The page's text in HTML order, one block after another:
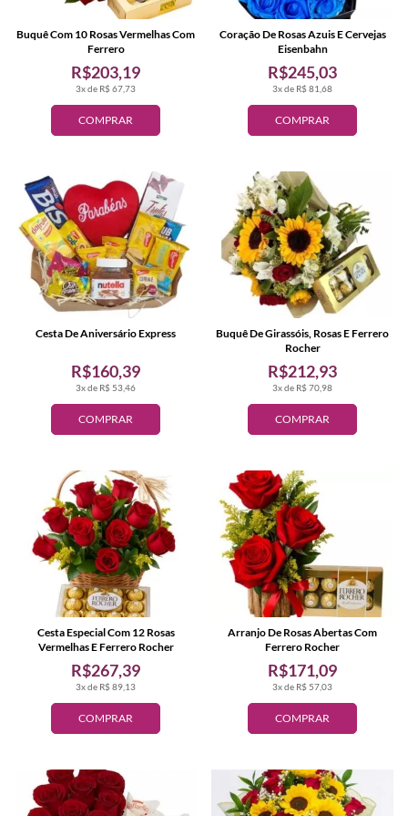
COMPRAR
3x de R$ 67,73
R$203,19
Buquê Com 10 Rosas Vermelhas Com
Ferrero
COMPRAR
3x de R$ 81,68
R$245,03
Coração De Rosas Azuis E Cervejas
Eisenbahn
COMPRAR
3x de R$ 53,46
R$160,39
Cesta De Aniversário Express
COMPRAR
3x de R$ 70,98
R$212,93
Buquê De Girassóis, Rosas E Ferrero
Rocher
COMPRAR
3x de R$ 89,13
R$267,39
Cesta Especial Com 12 Rosas
Vermelhas E Ferrero Rocher
COMPRAR
3x de R$ 57,03
R$171,09
Arranjo De Rosas Abertas Com
Ferrero Rocher